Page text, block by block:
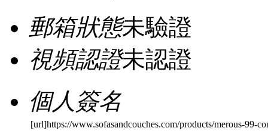
郵箱狀態未驗證
視頻認證未認證
個人簽名
[url]https://www.sofasandcouches.com/products/merous-99-